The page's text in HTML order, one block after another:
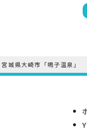
宮城県大崎市「鳴子温泉」